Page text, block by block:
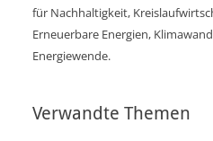
für Nachhaltigkeit,
Erneuerbare Energien,
Energiewende.
Verwandte Themen